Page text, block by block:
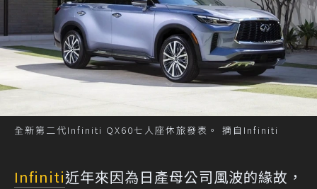
全新第二代Infiniti QX60七人座休旅發表。 摘自Infiniti
Infiniti近年來因為日產母公司風波的緣故，